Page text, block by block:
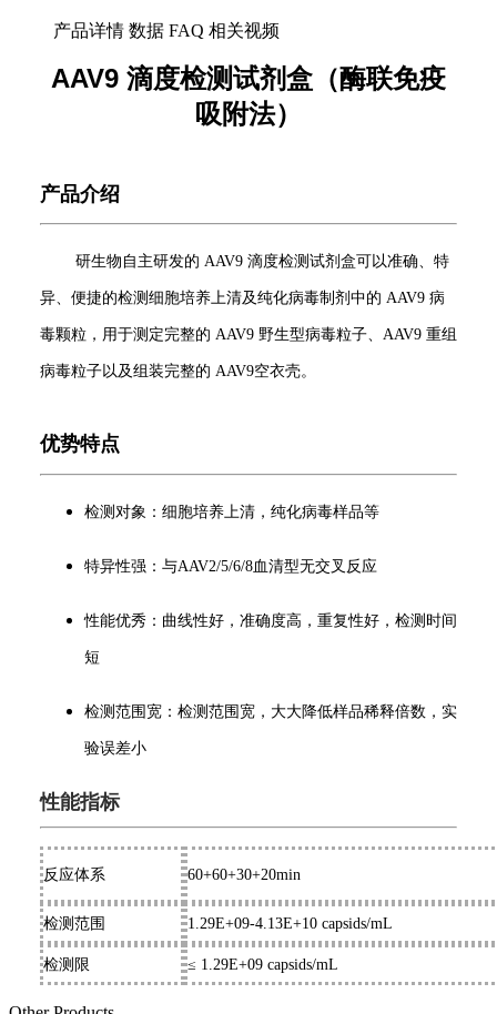
产品详情 数据 FAQ 相关视频
AAV9 滴度检测试剂盒（酶联免疫
吸附法）
产品介绍
研生物自主研发的 AAV9 滴度检测试剂盒可以准确、特
异、便捷的检测细胞培养上清及纯化病毒制剂中的 AAV9 病
毒颗粒，用于测定完整的 AAV9 野生型病毒粒子、AAV9 重组
病毒粒子以及组装完整的 AAV9空衣壳。
优势特点
检测对象：细胞培养上清，纯化病毒样品等
特异性强：与AAV2/5/6/8血清型无交叉反应
性能优秀：曲线性好，准确度高，重复性好，检测时间
短
检测范围宽：检测范围宽，大大降低样品稀释倍数，实
验误差小
性能指标
反应体系 60+60+30+20min
检测范围 1.29E+09-4.13E+10 capsids/mL
检测限 ≤ 1.29E+09 capsids/mL